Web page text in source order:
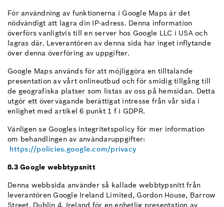
För användning av funktionerna i Google Maps är det
nödvändigt att lagra din IP-adress. Denna information
överförs vanligtvis till en server hos Google LLC i USA och
lagras där. Leverantören av denna sida har inget inflytande
över denna överföring av uppgifter.
Google Maps används för att möjliggöra en tilltalande
presentation av vårt onlineutbud och för smidig tillgång till
de geografiska platser som listas av oss på hemsidan. Detta
utgör ett övervägande berättigat intresse från vår sida i
enlighet med artikel 6 punkt 1 f i GDPR.
Vänligen se Googles integritetspolicy för mer information
om behandlingen av användaruppgifter:
https://policies.google.com/privacy
8.3 Google webbtypsnitt
Denna webbsida använder så kallade webbtypsnitt från
leverantören Google Ireland Limited, Gordon House, Barrow
Street, Dublin 4, Ireland för en enhetlig presentation av